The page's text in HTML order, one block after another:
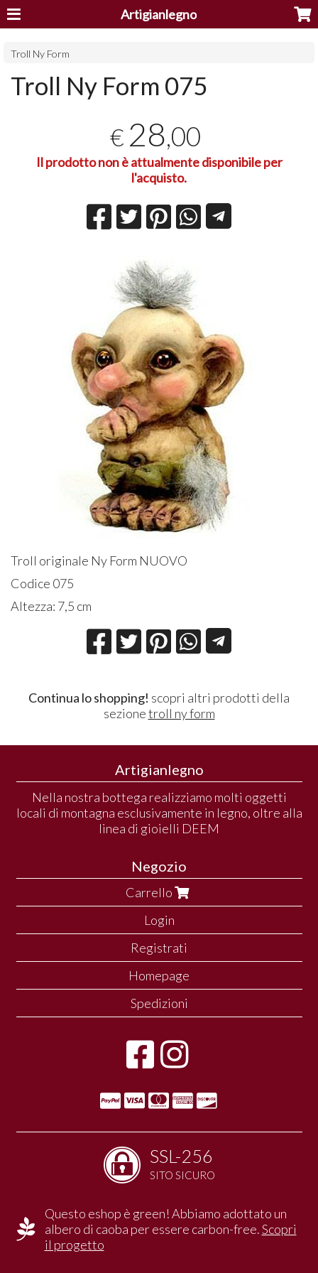
Artigianlegno
Troll Ny Form
Troll Ny Form 075
€ 28,00
Il prodotto non è attualmente disponibile per
l'acquisto.
Troll originale Ny Form NUOVO
Codice 075
Altezza: 7,5 cm
Continua lo shopping! scopri altri prodotti della
sezionetroll ny form
Artigianlegno
Nella nostra bottega realizziamo molti oggetti
locali di montagna esclusivamente in legno, oltre alla
linea di gioielli DEEM
Negozio
Carrello
Login
Registrati
Homepage
Spedizioni
SSL-256
SITO SICURO
Questo eshop è green! Abbiamo adottato un
albero di caoba per essere carbon-free.Scopri
il progetto